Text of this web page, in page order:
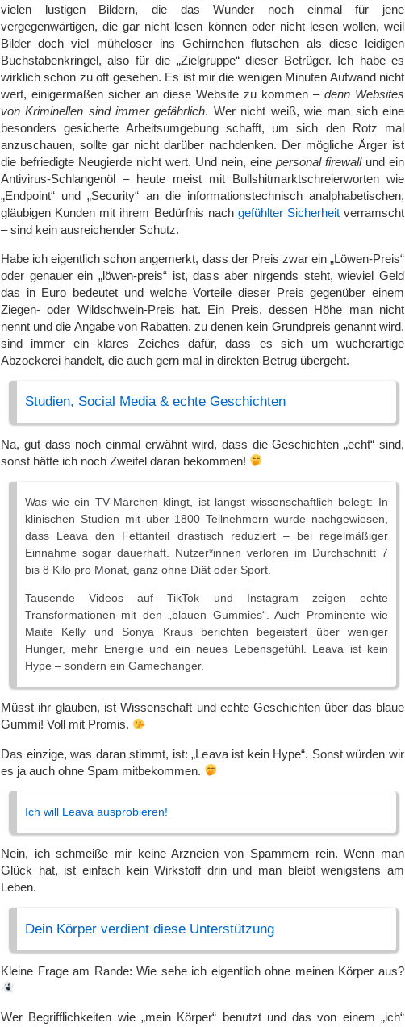
vielen lustigen Bildern, die das Wunder noch einmal für jene
vergegenwärtigen, die gar nicht lesen können oder nicht lesen wollen, weil
Bilder doch viel müheloser ins Gehirnchen flutschen als diese leidigen
Buchstabenkringel, also für die „Zielgruppe“ dieser Betrüger. Ich habe es
wirklich schon zu oft gesehen. Es ist mir die wenigen Minuten Aufwand nicht
wert, einigermaßen sicher an diese Website zu kommen – denn Websites
von Kriminellen sind immer gefährlich. Wer nicht weiß, wie man sich eine
besonders gesicherte Arbeitsumgebung schafft, um sich den Rotz mal
anzuschauen, sollte gar nicht darüber nachdenken. Der mögliche Ärger ist
die befriedigte Neugierde nicht wert. Und nein, eine personal firewallund ein
Antivirus-Schlangenöl – heute meist mit Bullshitmarktschreierworten wie
„Endpoint“ und „Security“ an die informationstechnisch analphabetischen,
gläubigen Kunden mit ihrem Bedürfnis nach gefühlter Sicherheitverramscht
– sind kein ausreichender Schutz.
Habe ich eigentlich schon angemerkt, dass der Preis zwar ein „Löwen-Preis“
oder genauer ein „löwen-preis“ ist, dass aber nirgends steht, wieviel Geld
das in Euro bedeutet und welche Vorteile dieser Preis gegenüber einem
Ziegen- oder Wildschwein-Preis hat. Ein Preis, dessen Höhe man nicht
nennt und die Angabe von Rabatten, zu denen kein Grundpreis genannt wird,
sind immer ein klares Zeiches dafür, dass es sich um wucherartige
Abzockerei handelt, die auch gern mal in direkten Betrug übergeht.
Studien, Social Media & echte Geschichten
Na, gut dass noch einmal erwähnt wird, dass die Geschichten „echt“ sind,
sonst hätte ich noch Zweifel daran bekommen!
Was wie ein TV-Märchen klingt, ist längst wissenschaftlich belegt: In
klinischen Studien mit über 1800 Teilnehmern wurde nachgewiesen,
dass Leava den Fettanteil drastisch reduziert – bei regelmäßiger
Einnahme sogar dauerhaft. Nutzer*innen verloren im Durchschnitt 7
bis 8 Kilo pro Monat, ganz ohne Diät oder Sport.
Tausende Videos auf TikTok und Instagram zeigen echte
Transformationen mit den „blauen Gummies“. Auch Prominente wie
Maite Kelly und Sonya Kraus berichten begeistert über weniger
Hunger, mehr Energie und ein neues Lebensgefühl. Leava ist kein
Hype – sondern ein Gamechanger.
Müsst ihr glauben, ist Wissenschaft und echte Geschichten über das blaue
Gummi! Voll mit Promis.
Das einzige, was daran stimmt, ist: „Leava ist kein Hype“. Sonst würden wir
es ja auch ohne Spam mitbekommen.
Ich will Leava ausprobieren!
Nein, ich schmeiße mir keine Arzneien von Spammern rein. Wenn man
Glück hat, ist einfach kein Wirkstoff drin und man bleibt wenigstens am
Leben.
Dein Körper verdient diese Unterstützung
Kleine Frage am Rande: Wie sehe ich eigentlich ohne meinen Körper aus?
Wer Begrifflichkeiten wie „mein Körper“ benutzt und das von einem „ich“